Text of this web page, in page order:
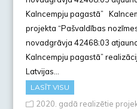
Kalncempju pagastā”
projekta “Pašvaldības
novadgrāvja 42468:03
Kalncempju pagastā”
Latvijas…
LASĪT VISU
2020. gadā realizētie